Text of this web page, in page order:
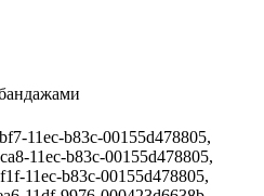
11ec-b83c-00155d478805,
11ec-b83c-00155d478805,
11ec-b83c-00155d478805,